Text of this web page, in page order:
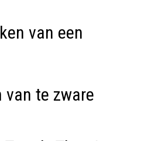
van een
van te zware